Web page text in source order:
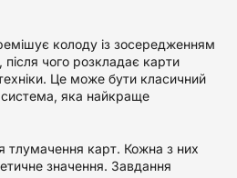
колоду із зосередженням
після чого розкладає карти
Це може бути класичний
яка найкраще
тлумачення карт. Кожна з них
значення. Завдання